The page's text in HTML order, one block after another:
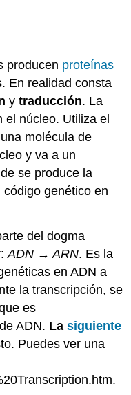
producen proteínas
. En realidad consta
ytraducción. La
núcleo. Utiliza el
molécula de
y va a un
se produce la
genético en
del dogma
ADN → ARN. Es la
en ADN a
la transcripción, se
es
ADN. Lasiguiente
Puedes ver una